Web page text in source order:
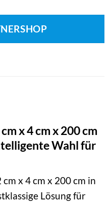
x 4 cm x 200 cm
Wahl für
x 4 cm x 200 cm in
Lösung für